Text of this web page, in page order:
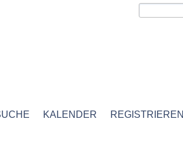
KALENDER REGISTRIEREN